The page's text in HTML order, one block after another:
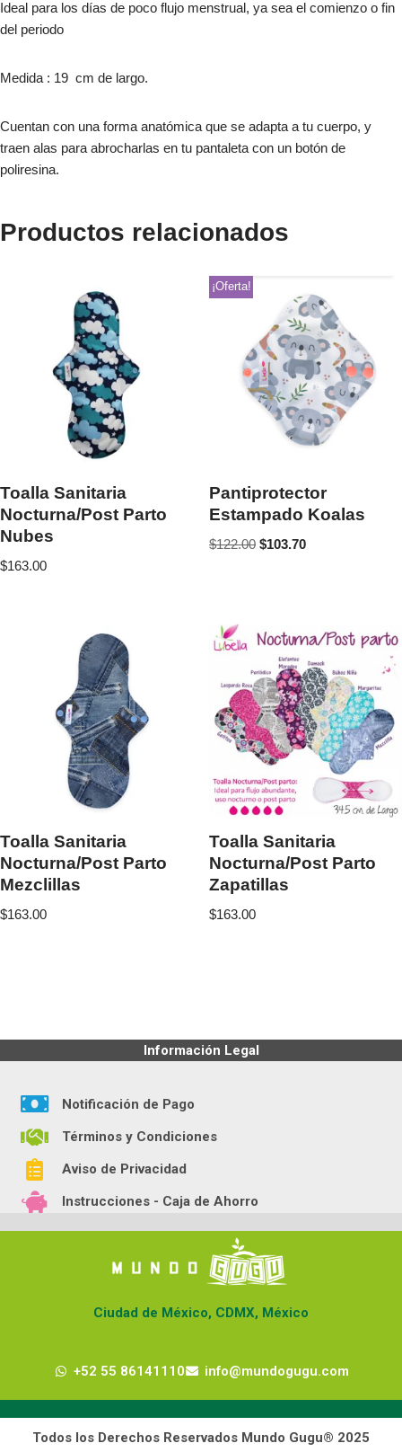
Ideal para los días de poco flujo menstrual, ya sea el comienzo o fin
del periodo
Medida : 19 cm de largo.
Cuentan con una forma anatómica que se adapta a tu cuerpo, y
traen alas para abrocharlas en tu pantaleta con un botón de
poliresina.
Productos relacionados
Toalla Sanitaria
Nocturna/Post Parto
Nubes
$163.00
¡Oferta!
Pantiprotector
Estampado Koalas
$122.00 $103.70
Toalla Sanitaria
Nocturna/Post Parto
Mezclillas
$163.00
Toalla Sanitaria
Nocturna/Post Parto
Zapatillas
$163.00
Información Legal
Notificación de Pago
Términos y Condiciones
Aviso de Privacidad
Instrucciones - Caja de Ahorro
Ciudad de México, CDMX, México
+52 55 86141110 info@mundogugu.com
Todos los Derechos Reservados Mundo Gugu® 2025